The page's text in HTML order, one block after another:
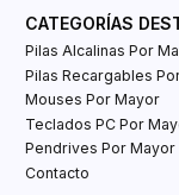
CATEGORÍAS
Pilas Alcalinas Por
Pilas Recargables
Mouses Por Mayor
Teclados PC Por
Pendrives Por Mayor
Contacto